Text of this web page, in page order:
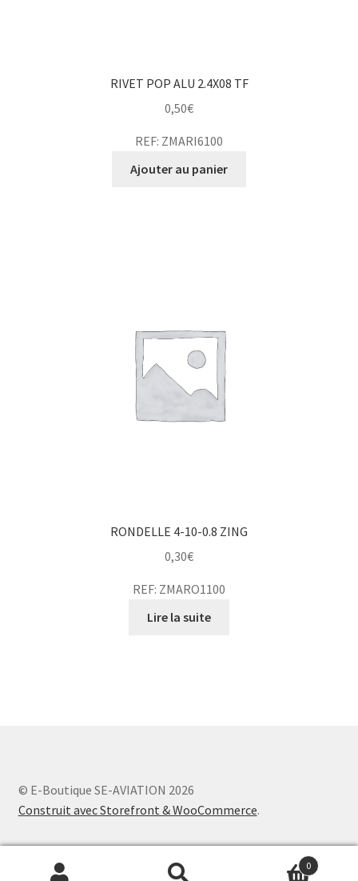
RIVET POP ALU 2.4X08 TF
0,50€
REF: ZMARI6100
Ajouter au panier
RONDELLE 4-10-0.8 ZING
0,30€
REF: ZMARO1100
Lire la suite
© E-Boutique SE-AVIATION 2026
Construit avec Storefront & WooCommerce.
0